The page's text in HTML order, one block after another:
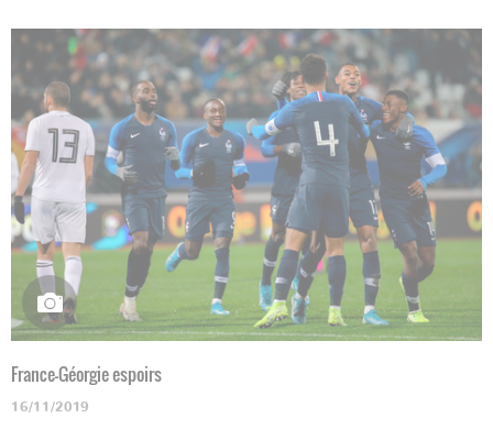
France-Géorgie espoirs
16/11/2019